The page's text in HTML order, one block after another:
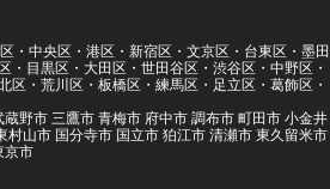
・中央区・港区・新宿区・文京区・台東区・墨田
・目黒区・大田区・世田谷区・渋谷区・中野区・
区・荒川区・板橋区・練馬区・足立区・葛飾区・
蔵野市 三鷹市 青梅市 府中市 調布市 町田市 小金井
村山市 国分寺市 国立市 狛江市 清瀬市 東久留米市
京市